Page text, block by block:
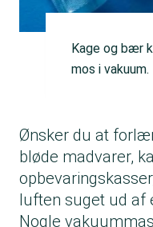
Kage og bær
mos i vakuum.
Ønsker du at
bløde madvarer,
luften suget ud af
Nogle